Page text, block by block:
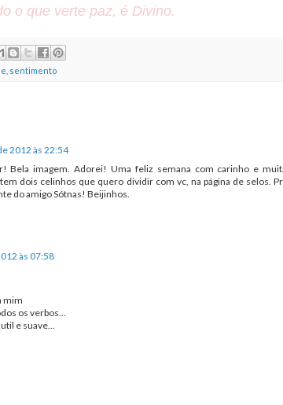
o que verte paz, é Divino.
sentimento
2012 às 22:54
Bela imagem. Adorei! Uma feliz semana com carinho e
dois celinhos que quero dividir com vc, na página de selos.
do amigo Sótnas! Beijinhos.
às 07:58
mim
os verbos...
e suave...